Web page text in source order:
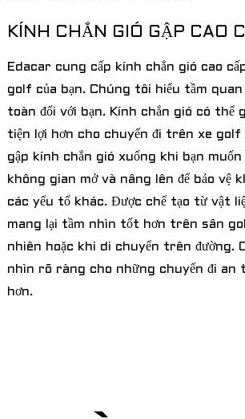
KÍNH CHẮN GIÓ GẬP CAO
Edacar cung cấp kính chắn gió cao
golf của bạn. Chúng tôi hiểu tầm
toàn đối với bạn. Kính chắn gió có thể
tiện lợi hơn cho chuyến đi trên xe golf
gập kính chắn gió xuống khi bạn
không gian mở và nâng lên để bảo vệ
các yếu tố khác. Được chế tạo từ vật
mang lại tầm nhìn tốt hơn trên sân
nhiên hoặc khi di chuyển trên đường.
nhìn rõ ràng cho những chuyến đi an
hơn.